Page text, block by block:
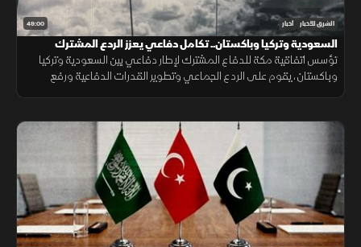
49:00 الشرق للأخبار أخبار
السعودية وتركيا وباكستان.. تكامل دفاعي يعزز الردع المشترك
تؤسس اتفاقية مكة للدفاع المشترك لإطار دفاعي بين السعودية وتركيا
وباكستان، يقوم على الردع الجماعي وتطوير القدرات الدفاعية ورفع